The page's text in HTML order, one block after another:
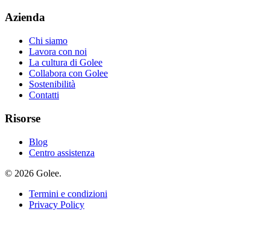
Azienda
Chi siamo
Lavora con noi
La cultura di Golee
Collabora con Golee
Sostenibilità
Contatti
Risorse
Blog
Centro assistenza
© 2026 Golee.
Termini e condizioni
Privacy Policy